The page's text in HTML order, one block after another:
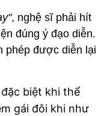
, nghệ sĩ phải hít
đúng ý đạo diễn.
phép được diễn lại
biệt khi thể
gái đôi khi như